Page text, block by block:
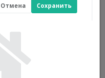
Сохранить
Отмена